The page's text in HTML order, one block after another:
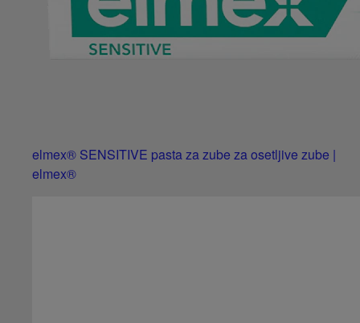
elmex® SENSITIVE pasta za zube za osetljive zube |
elmex®